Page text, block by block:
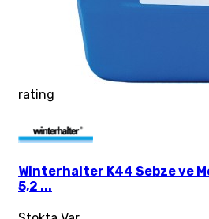
rating
Winterhalter K44 Sebze ve
5,2 ...